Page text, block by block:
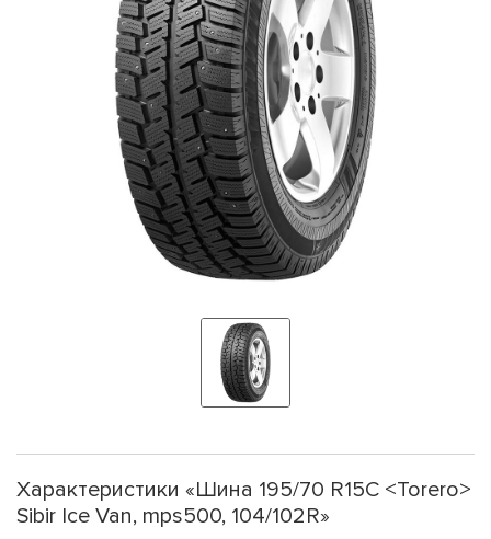
Характеристики «Шина 195/70 R15C <Torero>
Sibir Ice Van, mps500, 104/102R»